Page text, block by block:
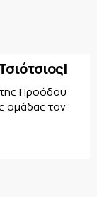
Προόδου
ομάδας τον